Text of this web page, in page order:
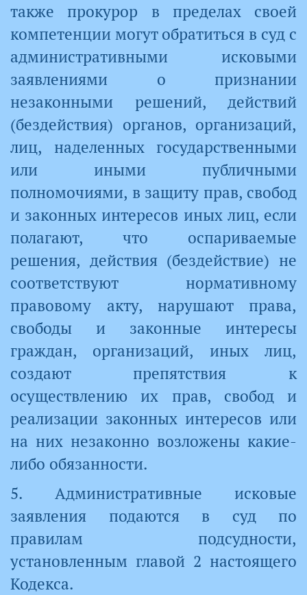
также прокурор в пределах своей
компетенции могут обратиться в суд с
административными исковыми
заявлениями о признании
незаконными решений, действий
(бездействия) органов, организаций,
лиц, наделенных государственными
или иными публичными
полномочиями, в защиту прав, свобод
и законных интересов иных лиц, если
полагают, что оспариваемые
решения, действия (бездействие) не
соответствуют нормативному
правовому акту, нарушают права,
свободы и законные интересы
граждан, организаций, иных лиц,
создают препятствия к
осуществлению их прав, свобод и
реализации законных интересов или
на них незаконно возложены какие-
либо обязанности.
5. Административные исковые
заявления подаются в суд по
правилам подсудности,
установленным главой 2 настоящего
Кодекса.